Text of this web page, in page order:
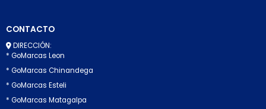
CONTACTO
DIRECCIÓN:
* GoMarcas Leon
* GoMarcas Chinandega
* GoMarcas Esteli
* GoMarcas Matagalpa